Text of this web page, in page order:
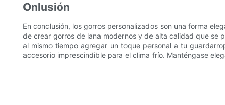
Onlusión
En conclusión, los gorros personalizados son una forma
de crear gorros de lana modernos y de alta calidad que se
al mismo tiempo agregar un toque personal a tu
accesorio imprescindible para el clima frío. Manténgase